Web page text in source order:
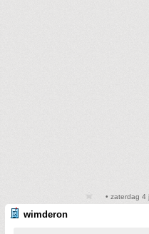
• zaterdag 4
wimderon